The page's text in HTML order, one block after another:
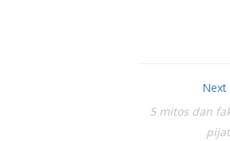
Next
5 mitos dan
pijat